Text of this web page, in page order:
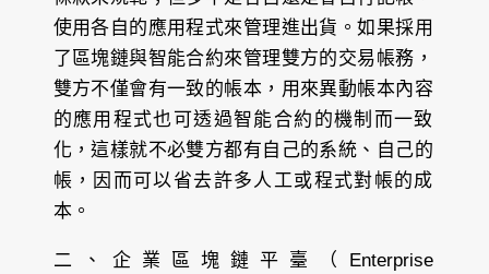
使用各自的應用程式來管理進出貨。如果採用
了區塊鏈與智能合約來管理雙方的交易帳務，
雙方不僅會有一致的帳本，用來異動帳本內容
的應用程式也可透過智能合約的機制而一致
化，這樣就不必雙方都有自己的系統、自己的
帳，因而可以省去許多人工或程式對帳的成
本。
二、企業區塊鏈平臺（Enterprise